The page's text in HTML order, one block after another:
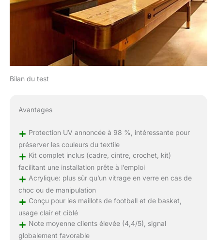
Bilan du test
Avantages
+ Protection UV annoncée à 98 %, intéressante pour
préserver les couleurs du textile
+ Kit complet inclus (cadre, cintre, crochet, kit)
facilitant une installation prête à l’emploi
+ Acrylique: plus sûr qu’un vitrage en verre en cas de
choc ou de manipulation
+ Conçu pour les maillots de football et de basket,
usage clair et ciblé
+ Note moyenne clients élevée (4,4/5), signal
globalement favorable